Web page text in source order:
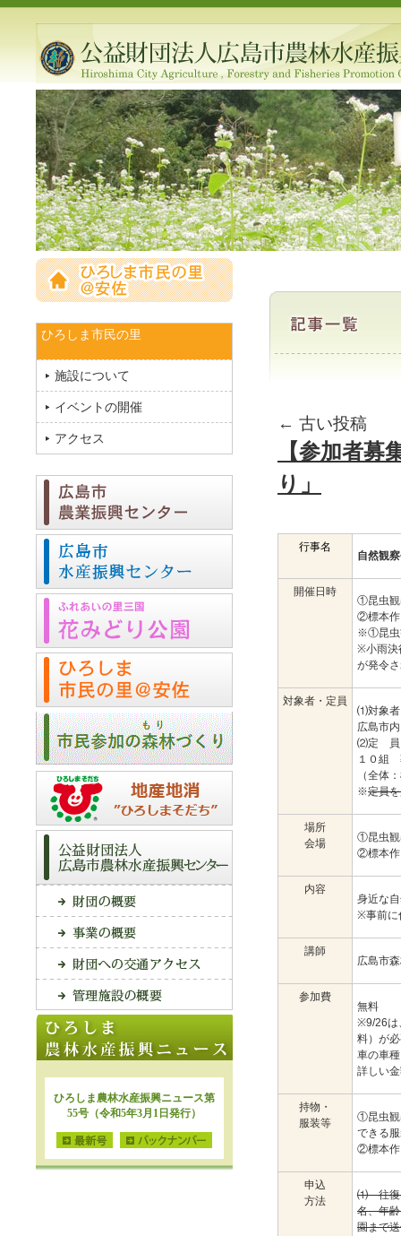
← 古い投稿
【参加者
り」
行事名
自然観
開催日時
①昆虫観
②標本作
※①昆虫
※小雨決
が発令
対象者・定員
⑴対象者
広島市
⑵定 員
１０組
（全体
※定員
場所
会場
①昆虫観
②標本作
内容
身近な
※事前に
講師
広島市
参加費
無料
※9/26は
料）が
車の車
詳しい
持物・
服装等
①昆虫観
できる
②標本作
申込
方法
⑴ 往復
名、年
園まで
ひろしま市民の里
施設について
イベントの開催
アクセス